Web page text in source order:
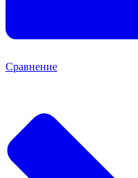
Сравнение